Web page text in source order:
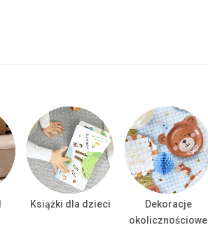
Książki dla dzieci
Dekoracje
okolicznościowe